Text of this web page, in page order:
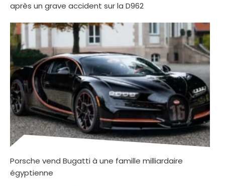
après un grave accident sur la D962
Porsche vend Bugatti à une famille milliardaire
égyptienne